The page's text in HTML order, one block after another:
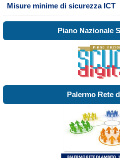
Misure minime di sicurezza ICT
Piano Nazionale
Palermo Rete